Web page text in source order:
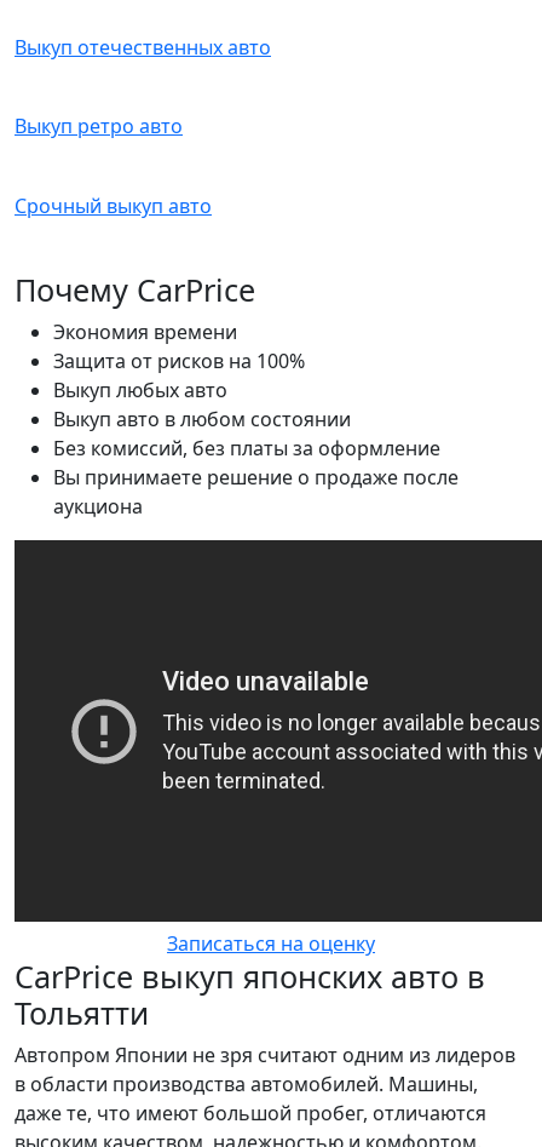
Выкуп отечественных авто
Выкуп ретро авто
Срочный выкуп авто
Почему CarPrice
Экономия времени
Защита от рисков на 100%
Выкуп любых авто
Выкуп авто в любом состоянии
Без комиссий, без платы за оформление
Вы принимаете решение о продаже после
аукциона
Записаться на оценку
CarPrice выкуп японских авто в
Тольятти
Автопром Японии не зря считают одним из лидеров
в области производства автомобилей. Машины,
даже те, что имеют большой пробег, отличаются